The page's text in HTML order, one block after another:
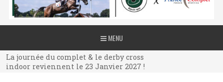
MENU
La journée du complet & le derby cross
indoor reviennent le 23 Janvier 2027 !
La journée du complet & le derby cross
indoor reviennent le 23 Janvier 2027 !